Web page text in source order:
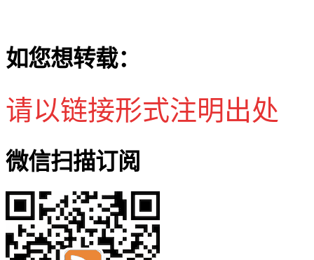
如您想转载：
请以链接形式注明出处
微信扫描订阅